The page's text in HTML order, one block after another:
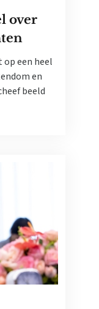
over
op een heel
en
beeld